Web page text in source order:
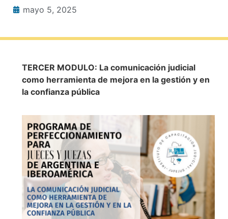
mayo 5, 2025
TERCER MODULO: La comunicación judicial
como herramienta de mejora en la gestión y en
la confianza pública